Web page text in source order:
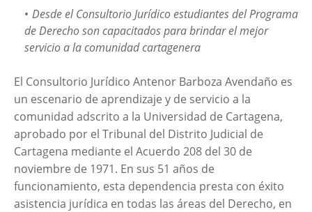
Desde el Consultorio Jurídico estudiantes del Programa
de Derecho son capacitados para brindar el mejor
servicio a la comunidad cartagenera
El Consultorio Jurídico Antenor Barboza Avendaño es
un escenario de aprendizaje y de servicio a la
comunidad adscrito a la Universidad de Cartagena,
aprobado por el Tribunal del Distrito Judicial de
Cartagena mediante el Acuerdo 208 del 30 de
noviembre de 1971. En sus 51 años de
funcionamiento, esta dependencia presta con éxito
asistencia jurídica en todas las áreas del Derecho, en